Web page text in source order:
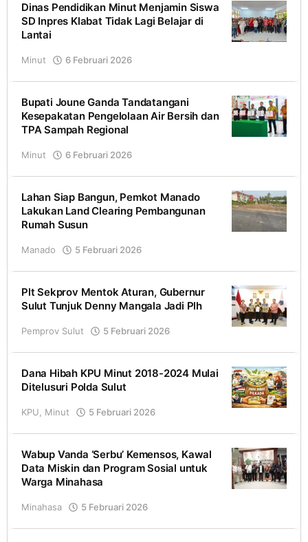
Dinas Pendidikan Minut Menjamin Siswa
SD Inpres Klabat Tidak Lagi Belajar di
Lantai
Minut 6 Februari 2026
Bupati Joune Ganda Tandatangani
Kesepakatan Pengelolaan Air Bersih dan
TPA Sampah Regional
Minut 6 Februari 2026
Lahan Siap Bangun, Pemkot Manado
Lakukan Land Clearing Pembangunan
Rumah Susun
Manado 5 Februari 2026
Plt Sekprov Mentok Aturan, Gubernur
Sulut Tunjuk Denny Mangala Jadi Plh
Pemprov Sulut 5 Februari 2026
Dana Hibah KPU Minut 2018-2024 Mulai
Ditelusuri Polda Sulut
KPU Minut 5 Februari 2026
Wabup Vanda ‘Serbu’ Kemensos, Kawal
Data Miskin dan Program Sosial untuk
Warga Minahasa
Minahasa 5 Februari 2026